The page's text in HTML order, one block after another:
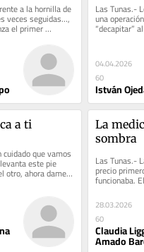
a la hornilla de
veces seguidas…,
el primer
ni siquiera ha...
guerra
(+video)
Las Tunas.-
una
“decapitar”
convertido
04.04.2026
60
István
a ti
que vamos
este pie
otro, ahora dame
La
sombra
Las Tunas.-
precio
funcionaba.
asusta más
28.03.2026
60
Claudia
Amado